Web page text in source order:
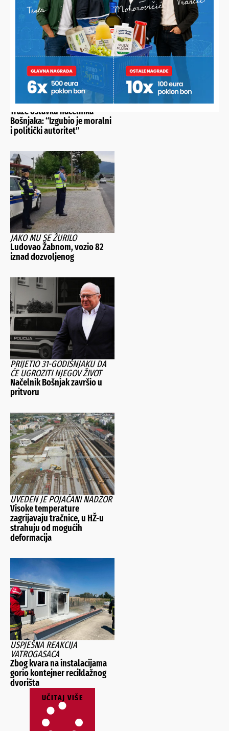
HDZ SVETI IVAN ŽABNO
REAGIRAO
Traže ostavku načelnika
Bošnjaka: “Izgubio je moralni
i politički autoritet”
JAKO MU SE ŽURILO
Ludovao Žabnom, vozio 82
iznad dozvoljenog
PRIJETIO 31-GODIŠNJAKU DA
ĆE UGROZITI NJEGOV ŽIVOT
Načelnik Bošnjak završio u
pritvoru
UVEDEN JE POJAČANI NADZOR
Visoke temperature
zagrijavaju tračnice, u HŽ-u
strahuju od mogućih
deformacija
USPJEŠNA REAKCIJA
VATROGASACA
Zbog kvara na instalacijama
gorio kontejner reciklažnog
dvorišta
UČITAJ VIŠE